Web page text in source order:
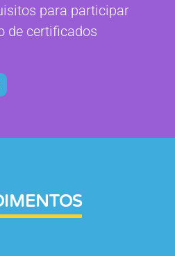
para participar
de certificados